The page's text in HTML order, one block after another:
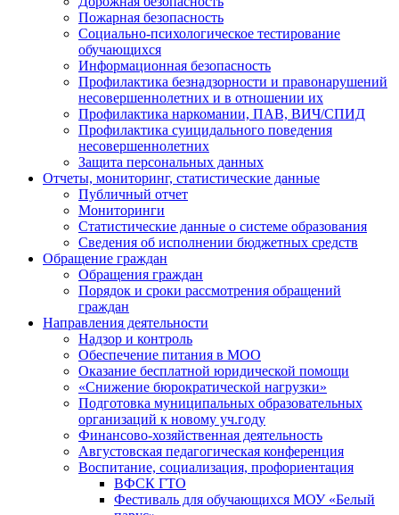
Пожарная безопасность
Социально-психологическое тестирование
обучающихся
Информационная безопасность
Профилактика безнадзорности и правонарушений
несовершеннолетних и в отношении их
Профилактика наркомании, ПАВ, ВИЧ/СПИД
Профилактика суицидального поведения
несовершеннолетних
Защита персональных данных
Отчеты, мониторинг, статистические данные
Публичный отчет
Мониторинги
Статистические данные о системе образования
Сведения об исполнении бюджетных средств
Обращение граждан
Обращения граждан
Порядок и сроки рассмотрения обращений
граждан
Направления деятельности
Надзор и контроль
Обеспечение питания в МОО
Оказание бесплатной юридической помощи
«Снижение бюрократической нагрузки»
Подготовка муниципальных образовательных
организаций к новому уч.году
Финансово-хозяйственная деятельность
Августовская педагогическая конференция
Воспитание, социализация, профориентация
ВФСК ГТО
Фестиваль для обучающихся МОУ «Белый